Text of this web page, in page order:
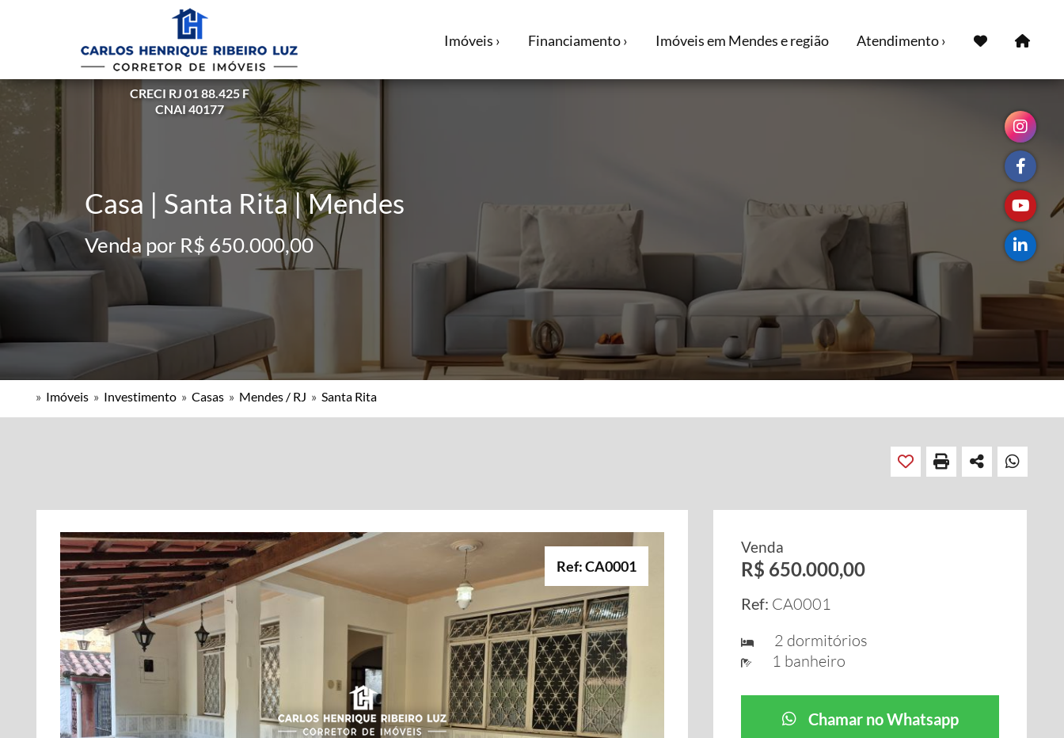
CRECI RJ 01 88.425 F
CNAI 40177
Imóveis › Financiamento › Imóveis em Mendes e região Atendimento ›
Casa | Santa Rita | Mendes
Venda por R$ 650.000,00
» Imóveis » Investimento » Casas » Mendes / RJ » Santa Rita
Ref: CA0001
Venda
R$ 650.000,00
Ref: CA0001
2 dormitórios
1 banheiro
Chamar no Whatsapp